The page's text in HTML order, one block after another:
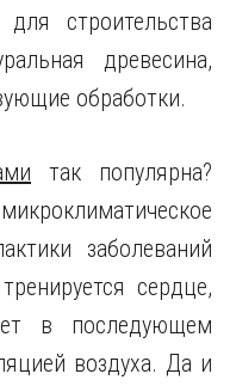
строительства
древесина,
обработки.
так популярна?
заболеваний
сердце,
в последующем
воздуха. Да и